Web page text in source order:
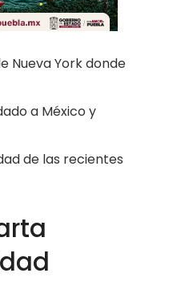
Nueva York donde
a México y
de las recientes